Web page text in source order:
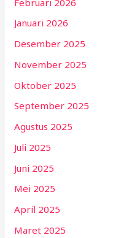
Januari 2026
Desember 2025
November 2025
Oktober 2025
September 2025
Agustus 2025
Juli 2025
Juni 2025
Mei 2025
April 2025
Maret 2025